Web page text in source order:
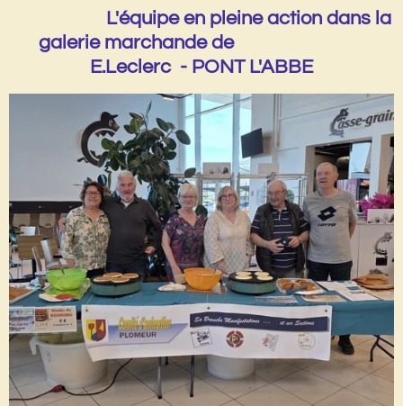
L'équipe en pleine action dans la
galerie marchande de
E.Leclerc - PONT L'ABBE